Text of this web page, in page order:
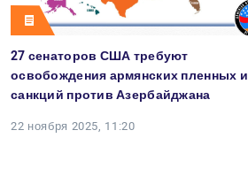
27 сенаторов США требуют
освобождения армянских пленных и
санкций против Азербайджана
22 ноября 2025, 11:20